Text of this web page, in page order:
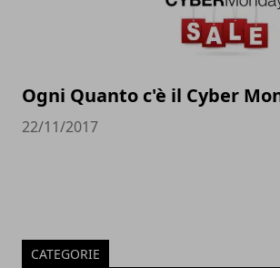
Ogni Quanto c'è il Cyber
22/11/2017
CATEGORIE